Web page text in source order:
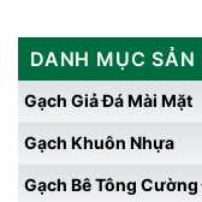
DANH MỤC SẢN
Gạch Giả Đá Mài Mặt
Gạch Khuôn Nhựa
Gạch Bê Tông